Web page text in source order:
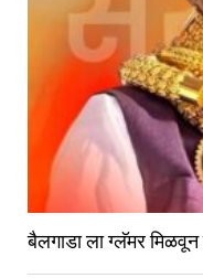
बैलगाडा ला ग्लॅमर मिळवून